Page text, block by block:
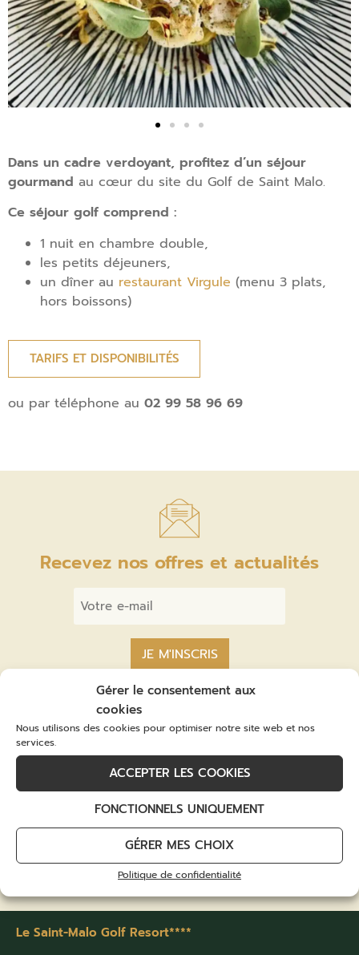
Gérer le consentement aux
cookies
Nous utilisons des cookies pour optimiser notre site web et nos
services.
ACCEPTER LES COOKIES
FONCTIONNELS UNIQUEMENT
GÉRER MES CHOIX
Politique de confidentialité
Dans un cadre verdoyant, profitez d’un séjour
gourmand au cœur du site du Golf de Saint Malo.
Ce séjour golf comprend :
1 nuit en chambre double,
les petits déjeuners,
un dîner au restaurant Virgule (menu 3 plats,
hors boissons)
TARIFS ET DISPONIBILITÉS
ou par téléphone au 02 99 58 96 69
Recevez nos offres et actualités
Email
Bon cadeau
Offrez un cadeau Golf, week-end à l’hôtel,
Green Fees…
LA BOUTIQUE CADEAU
Le Saint-Malo Golf Resort****